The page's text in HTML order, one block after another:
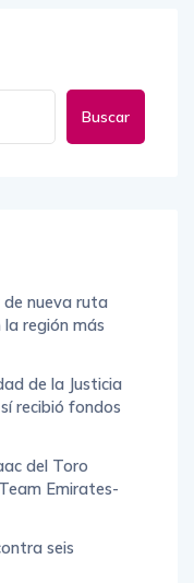
Buscar
de nueva ruta
región más
de la Justicia
recibió fondos
del Toro
Emirates-
seis